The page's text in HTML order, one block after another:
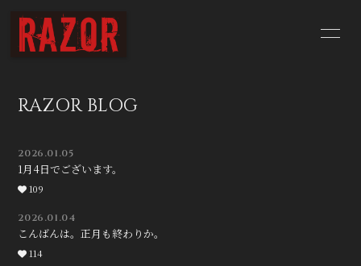
DISCOGRAPHY
CONTACT
Q&A
RAZOR BLOG
2026.01.05
1月4日でございます。
109
2026.01.04
こんばんは。正月も終わりか。
114